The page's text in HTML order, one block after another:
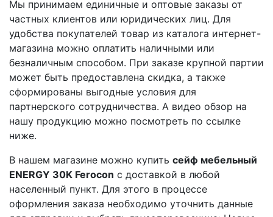
Мы принимаем единичные и оптовые заказы от
частных клиентов или юридических лиц. Для
удобства покупателей товар из каталога интернет-
магазина можно оплатить наличными или
безналичным способом. При заказе крупной партии
может быть предоставлена скидка, а также
сформированы выгодные условия для
партнерского сотрудничества. А видео обзор на
нашу продукцию можно посмотреть по ссылке
ниже.
В нашем магазине можно купить сейф мебельный
ENERGY 30K Ferocon с доставкой в любой
населенный пункт. Для этого в процессе
оформления заказа необходимо уточнить данные